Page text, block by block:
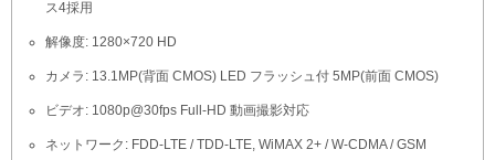
ス4採用
解像度: 1280×720 HD
カメラ: 13.1MP(背面 CMOS) LED フラッシュ付 5MP(前面 CMOS)
ビデオ: 1080p@30fps Full-HD 動画撮影対応
ネットワーク: FDD-LTE / TDD-LTE, WiMAX 2+ / W-CDMA / GSM